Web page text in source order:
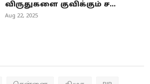
விருதுகளை குவிக்கும் ச...
Aug 22, 2025